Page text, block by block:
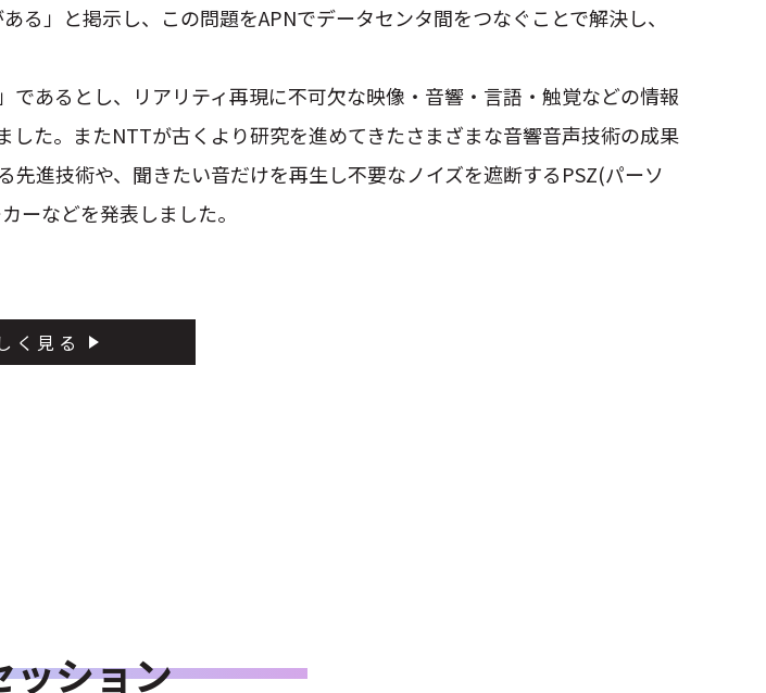
」と掲示し、この問題をAPNでデータセンタ間をつなぐことで解決し、
あるとし、リアリティ再現に不可欠な映像・音響・言語・触覚などの情報
た。またNTTが古くより研究を進めてきたさまざまな音響音声技術の成果
進技術や、聞きたい音だけを再生し不要なノイズを遮断するPSZ(パーソ
ーなどを発表しました。
く見る
ッション